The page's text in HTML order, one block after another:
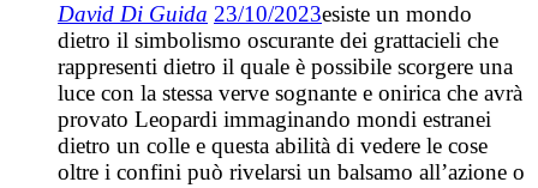
David Di Guida 23/10/2023esiste un mondo
dietro il simbolismo oscurante dei grattacieli che
rappresenti dietro il quale è possibile scorgere una
luce con la stessa verve sognante e onirica che avrà
provato Leopardi immaginando mondi estranei
dietro un colle e questa abilità di vedere le cose
oltre i confini può rivelarsi un balsamo all’azione o